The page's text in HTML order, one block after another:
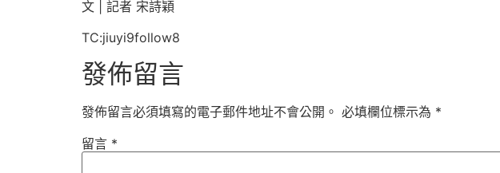
文 | 記者 宋詩穎
TC:jiuyi9follow8
發佈留言
發佈留言必須填寫的電子郵件地址不會公開。 必填欄位標示為 *
留言 *